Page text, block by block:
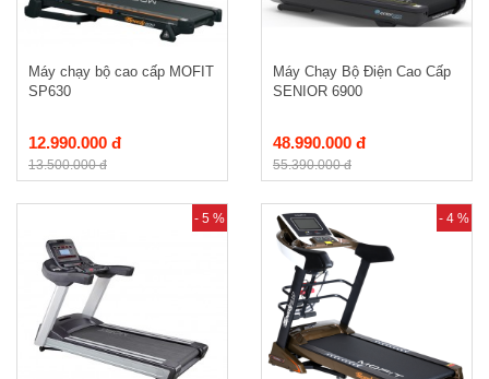
Máy chạy bộ cao cấp MOFIT
SP630
12.990.000 đ
13.500.000 đ
Máy Chạy Bộ Điện Cao Cấp
SENIOR 6900
48.990.000 đ
55.390.000 đ
- 5 % - 4 %